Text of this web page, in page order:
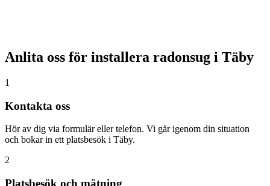
Anlita oss för installera radonsug i Täby
1
Kontakta oss
Hör av dig via formulär eller telefon. Vi går igenom din situation
och bokar in ett platsbesök i Täby.
2
Platsbesök och mätning